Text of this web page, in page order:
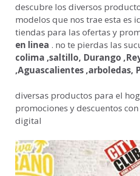
descubre los diversos
modelos que nos trae esta es
tiendas para las ofertas y
en linea . no te pierdas las
colima ,saltillo, Durango
,Aguascalientes ,arboledas,
diversas productos para el
promociones y descuentos
digital